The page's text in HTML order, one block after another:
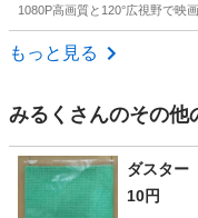
1080P高画質と120°広視野で映
新潟 新潟市
もっと見る
みるく さんのその他
ダスター
10円